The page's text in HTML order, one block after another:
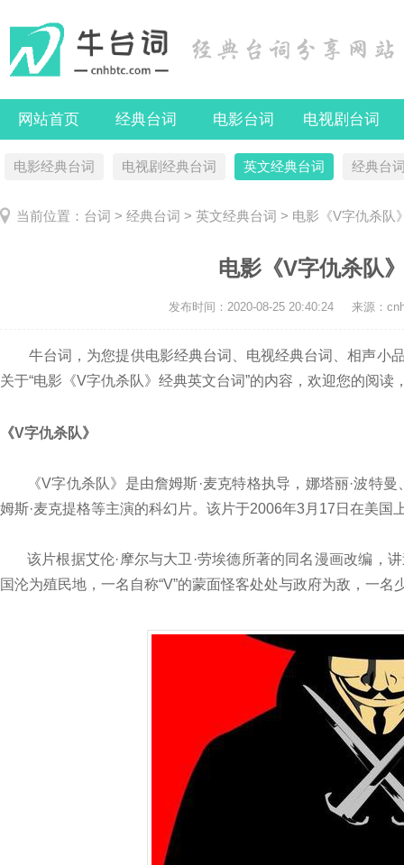
网站首页 经典台词 电影台词 电视剧台词
电影经典台词 电视剧经典台词 英文经典台词 经典台
当前位置： 台词 > 经典台词 > 英文经典台词 > 电影《V字仇杀队
电影《V字仇杀队
发布时间： 2020-08-25 20:40:24 来源：
牛台词，为您提供电影经典台词、电视经典台词、相声小
关于“电影《V字仇杀队》经典英文台词”的内容，欢迎您的阅读
《V字仇杀队》
《V字仇杀队》是由詹姆斯·麦克特格执导，娜塔丽·波特
姆斯·麦克提格等主演的科幻片。该片于2006年3月17日在美国
该片根据艾伦·摩尔与大卫·劳埃德所著的同名漫画改编，
国沦为殖民地，一名自称“V”的蒙面怪客处处与政府为敌，一